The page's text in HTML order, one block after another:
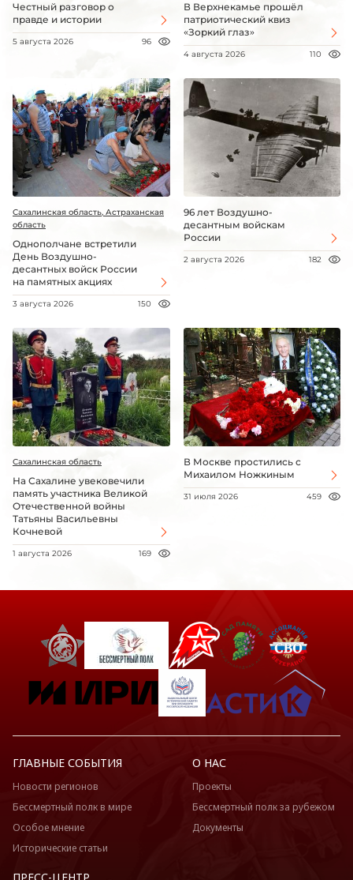
Честный разговор о
правде и истории
5 августа 2026 96
В Верхнекамье прошёл
патриотический квиз
«Зоркий глаз»
4 августа 2026 110
Сахалинская область, Астраханская
область
Однополчане встретили
День Воздушно-
десантных войск России
на памятных акциях
3 августа 2026 150
96 лет Воздушно-
десантным войскам
России
2 августа 2026 182
Сахалинская область
На Сахалине увековечили
память участника Великой
Отечественной войны
Татьяны Васильевны
Кочневой
1 августа 2026 169
В Москве простились с
Михаилом Ножкиным
31 июля 2026 459
ГЛАВНЫЕ СОБЫТИЯ
Новости регионов
Бессмертный полк в мире
Особое мнение
Исторические статьи
О НАС
Проекты
Бессмертный полк за рубежом
Документы